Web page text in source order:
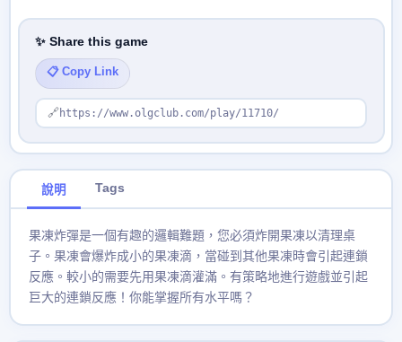
✨ Share this game
📋 Copy Link
🔗 https://www.olgclub.com/play/11710/
說明 Tags
果凍炸彈是一個有趣的邏輯難題，您必須炸開果凍以清理桌
子。果凍會爆炸成小的果凍滴，當碰到其他果凍時會引起連鎖
反應。較小的需要先用果凍滴灌滿。有策略地進行遊戲並引起
巨大的連鎖反應！你能掌握所有水平嗎？